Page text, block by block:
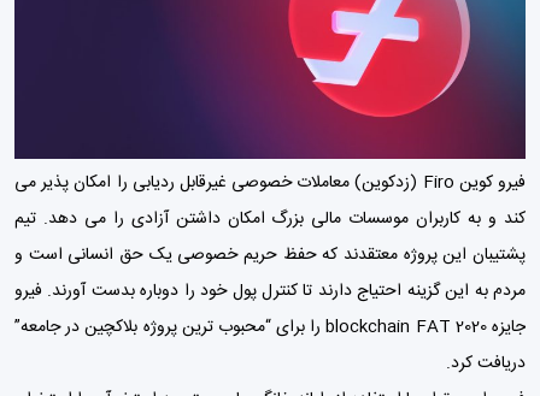
فیرو کوین Firo (زدکوین) معاملات خصوصی غیرقابل ردیابی را امکان پذیر می
کند و به کاربران موسسات مالی بزرگ امکان داشتن آزادی را می دهد. تیم
پشتیبان این پروژه معتقدند که حفظ حریم خصوصی یک حق انسانی است و
مردم به این گزینه احتیاج دارند تا کنترل پول خود را دوباره بدست آورند. فیرو
جایزه blockchain FAT 2020 را برای “محبوب ترین پروژه بلاکچین در جامعه”
دریافت کرد.